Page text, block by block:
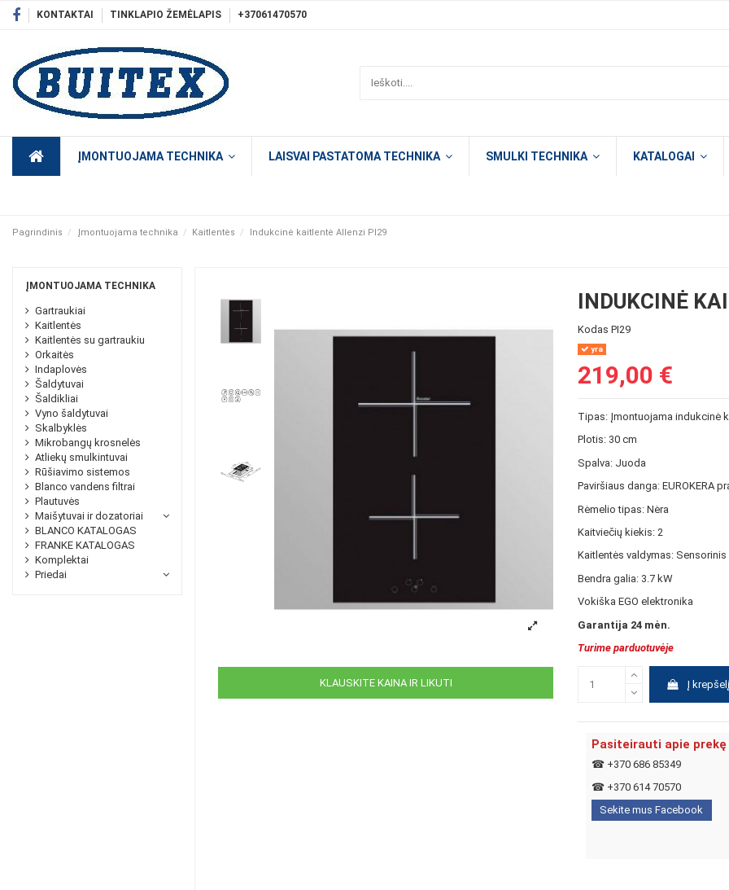
KONTAKTAI TINKLAPIO ŽEMĖLAPIS +37061470570
ĮMONTUOJAMA TECHNIKA LAISVAI PASTATOMA TECHNIKA SMULKI TECHNIKA KATALOGAI
Pagrindinis Įmontuojama technika Kaitlentės Indukcinė kaitlentė Allenzi PI29
KLAUSKITE KAINA IR LIKUTI
INDUKCINĖ
Kodas PI29
yra
219,00 €
Tipas: Įmontuojama indukcinė
Plotis: 30 cm
Spalva: Juoda
Paviršiaus danga: EUROKERA
Rėmelio tipas: Nėra
Kaitviečių kiekis: 2
Kaitlentės valdymas: Sensorinis
Bendra galia: 3.7 kW
Vokiška EGO elektronika
Garantija 24 mėn.
Turime parduotuvėje
Į krepšelį
Pasiteirauti apie prekę
☎ +370 686 85349
☎ +370 614 70570
Sekite mus Facebook
ĮMONTUOJAMA TECHNIKA
Gartraukiai
Kaitlentės
Kaitlentės su gartraukiu
Orkaitės
Indaplovės
Šaldytuvai
Šaldikliai
Vyno šaldytuvai
Skalbyklės
Mikrobangų krosnelės
Atliekų smulkintuvai
Rūšiavimo sistemos
Blanco vandens filtrai
Plautuvės
Maišytuvai ir dozatoriai
BLANCO KATALOGAS
FRANKE KATALOGAS
Komplektai
Priedai